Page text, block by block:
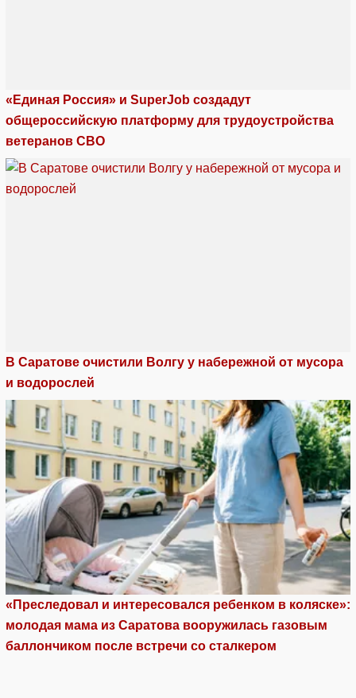
«Единая Россия» и SuperJob создадут
общероссийскую платформу для трудоустройства
ветеранов СВО
В Саратове очистили Волгу у набережной от мусора
и водорослей
«Преследовал и интересовался ребенком в коляске»:
молодая мама из Саратова вооружилась газовым
баллончиком после встречи со сталкером